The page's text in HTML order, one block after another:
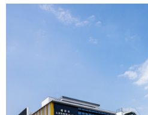
エリアから最寄りサロ
秋田県 山形県